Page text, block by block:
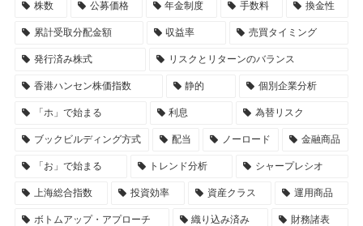
株数 公募価格 年金制度 手数料 換金性
累計受取分配金額 収益率 売買タイミング
発行済み株式 リスクとリターンのバランス
香港ハンセン株価指数 静的 個別企業分析
「ホ」で始まる 利息 為替リスク
ブックビルディング方式 配当 ノーロード 金融商品
「お」で始まる トレンド分析 シャープレシオ
上海総合指数 投資効率 資産クラス 運用商品
ボトムアップ・アプローチ 織り込み済み 財務諸表